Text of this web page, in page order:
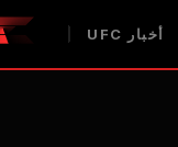
أخبار UFC